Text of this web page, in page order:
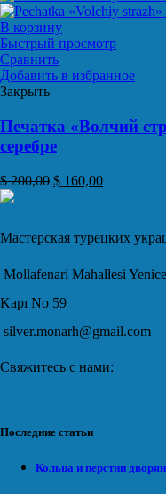
В корзину
Быстрый просмотр
Сравнить
Добавить в избранное
Закрыть
Печатка «Волчий
серебре
$200,00 $ 160,00
Мастерская турецких
Mollafenari Mahallesi
Kapı No 59
silver.monarh@gmail.com
Свяжитесь с нами:
Последние статьи
Кольца и перстни